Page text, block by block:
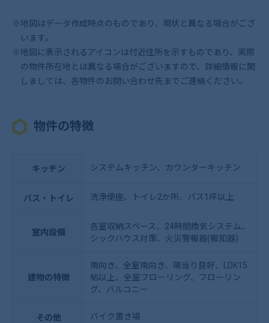
※地図はデータ作成時点のものであり、現状と異なる場合がござ
います。
※地図に表示されるアイコンは付近住所を示すものであり、実際
の物件所在地とは異なる場合がございますので、詳細情報に関
しましては、各物件のお問い合わせ先までご連絡ください。
物件の特徴
キッチン システムキッチン、カウンターキッチン
バス・トイレ 洗浄便座、トイレ2か所、バス1坪以上
室内設備
各室収納スペース、24時間換気システム、
シックハウス対策、火災警報器(報知器)
建物の特徴
南向き、全室南向き、陽当り良好、LDK15
帖以上、全室フローリング、フローリン
グ、バルコニー
その他 バイク置き場